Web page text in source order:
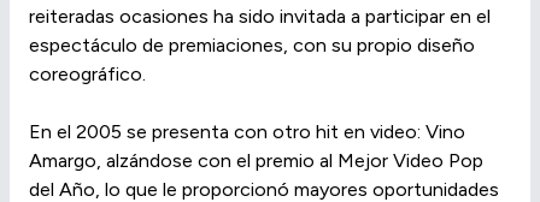
reiteradas ocasiones ha sido invitada a participar en el
espectáculo de premiaciones, con su propio diseño
coreográfico.
En el 2005 se presenta con otro hit en video: Vino
Amargo, alzándose con el premio al Mejor Video Pop
del Año, lo que le proporcionó mayores oportunidades